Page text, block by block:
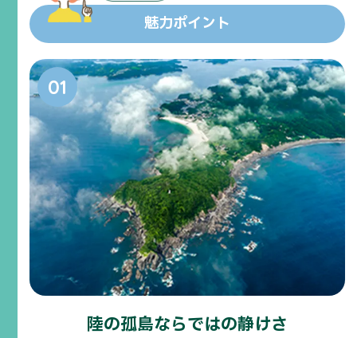
魅力ポイント
陸の孤島ならではの静けさ